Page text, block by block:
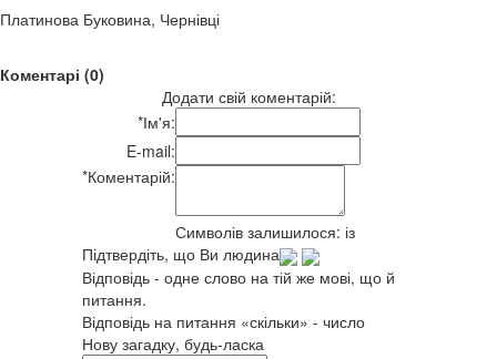
Платинова Буковина, Чернівці
Коментарі (0)
Додати свій коментарій:
*Ім'я:
E-mail:
*Коментарій:
Символів залишилося: із
Підтвердіть, що Ви людина
Відповідь - одне слово на тій же мові, що й
питання.
Відповідь на питання «скільки» - число
Нову загадку, будь-ласка